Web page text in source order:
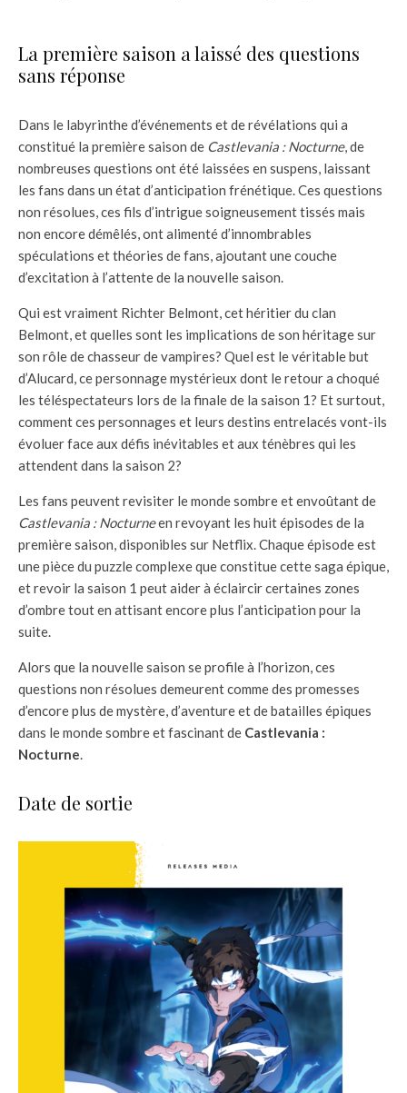
La première saison a laissé des questions
sans réponse
Dans le labyrinthe d’événements et de révélations qui a
constitué la première saison de Castlevania : Nocturne, de
nombreuses questions ont été laissées en suspens, laissant
les fans dans un état d’anticipation frénétique. Ces questions
non résolues, ces fils d’intrigue soigneusement tissés mais
non encore démêlés, ont alimenté d’innombrables
spéculations et théories de fans, ajoutant une couche
d’excitation à l’attente de la nouvelle saison.
Qui est vraiment Richter Belmont, cet héritier du clan
Belmont, et quelles sont les implications de son héritage sur
son rôle de chasseur de vampires? Quel est le véritable but
d’Alucard, ce personnage mystérieux dont le retour a choqué
les téléspectateurs lors de la finale de la saison 1? Et surtout,
comment ces personnages et leurs destins entrelacés vont-ils
évoluer face aux défis inévitables et aux ténèbres qui les
attendent dans la saison 2?
Les fans peuvent revisiter le monde sombre et envoûtant de
Castlevania : Nocturneen revoyant les huit épisodes de la
première saison, disponibles sur Netflix. Chaque épisode est
une pièce du puzzle complexe que constitue cette saga épique,
et revoir la saison 1 peut aider à éclaircir certaines zones
d’ombre tout en attisant encore plus l’anticipation pour la
suite.
Alors que la nouvelle saison se profile à l’horizon, ces
questions non résolues demeurent comme des promesses
d’encore plus de mystère, d’aventure et de batailles épiques
dans le monde sombre et fascinant de Castlevania :
Nocturne.
Date de sortie